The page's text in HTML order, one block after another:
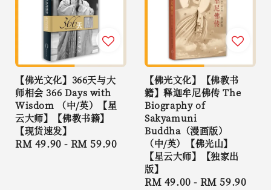
【佛光文化】366天与大
师相会 366 Days with
Wisdom （中/英）【星
云大师】【佛教书籍】
【现货速发】
Regular
RM 49.90 - RM 59.90
【佛光文化】【佛教书
籍】释迦牟尼佛传 The
Biography of
Sakyamuni
Buddha（漫画版）
（中/英）【佛光山】
【星云大师】【独家出
版】
Regular
RM 49.00 - RM 59.90